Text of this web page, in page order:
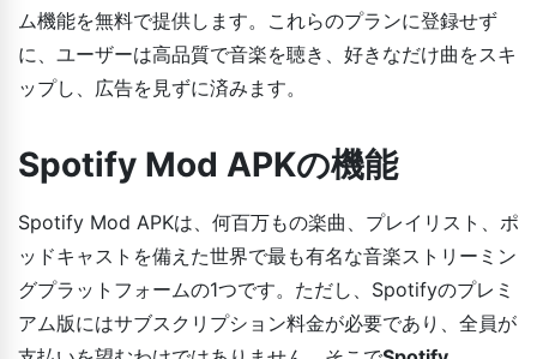
ム機能を無料で提供します。これらのプランに登録せず
に、ユーザーは高品質で音楽を聴き、好きなだけ曲をスキ
ップし、広告を見ずに済みます。
Spotify Mod APKの機能
Spotify Mod APKは、何百万もの楽曲、プレイリスト、ポ
ッドキャストを備えた世界で最も有名な音楽ストリーミン
グプラットフォームの1つです。ただし、Spotifyのプレミ
アム版にはサブスクリプション料金が必要であり、全員が